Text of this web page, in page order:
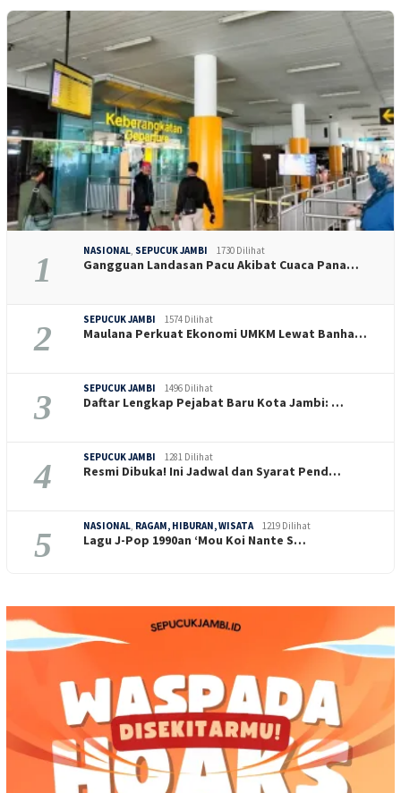
1 NASIONAL, SEPUCUK JAMBI 1730 Dilihat
Gangguan Landasan Pacu Akibat Cuaca Pana…
2 SEPUCUK JAMBI 1574 Dilihat
Maulana Perkuat Ekonomi UMKM Lewat Banha…
3 SEPUCUK JAMBI 1496 Dilihat
Daftar Lengkap Pejabat Baru Kota Jambi: …
4 SEPUCUK JAMBI 1281 Dilihat
Resmi Dibuka! Ini Jadwal dan Syarat Pend…
5 NASIONAL, RAGAM, HIBURAN, WISATA 1219 Dilihat
Lagu J-Pop 1990an ‘Mou Koi Nante S…